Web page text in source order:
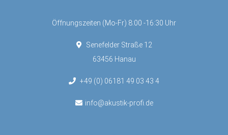
Öffnungszeiten (Mo-Fr) 8:00 -16:30 Uhr
Senefelder Straße 12
63456 Hanau
+49 (0) 06181 49 03 43 4
info@akustik-profi.de